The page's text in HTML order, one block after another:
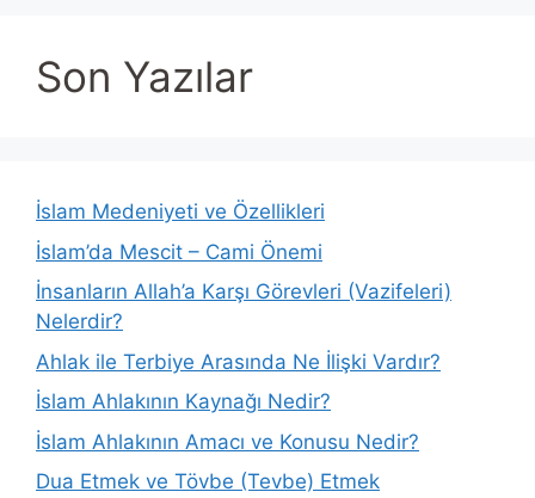
Son Yazılar
İslam Medeniyeti ve Özellikleri
İslam’da Mescit – Cami Önemi
İnsanların Allah’a Karşı Görevleri (Vazifeleri)
Nelerdir?
Ahlak ile Terbiye Arasında Ne İlişki Vardır?
İslam Ahlakının Kaynağı Nedir?
İslam Ahlakının Amacı ve Konusu Nedir?
Dua Etmek ve Tövbe (Tevbe) Etmek